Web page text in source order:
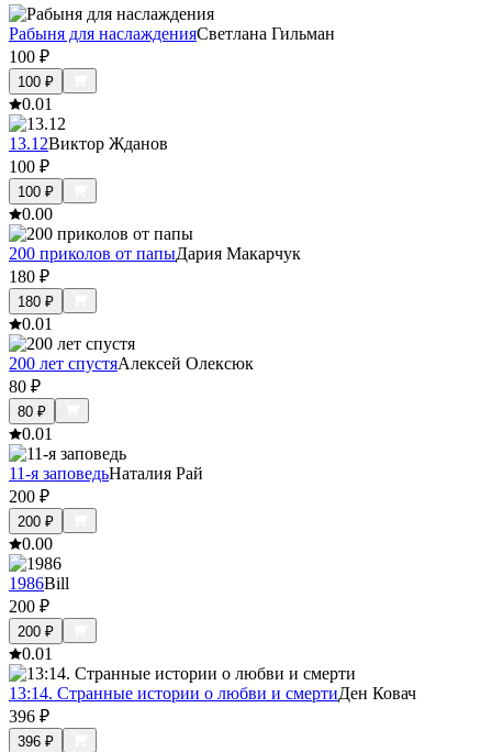
Рабыня для наслажденияСветлана Гильман
100 ₽
100 ₽
0.01
13.12Виктор Жданов
100 ₽
100 ₽
0.00
200 приколов от папыДария Макарчук
180 ₽
180 ₽
0.01
200 лет спустяАлексей Олексюк
80 ₽
80 ₽
0.01
11-я заповедьНаталия Рай
200 ₽
200 ₽
0.00
1986Bill
200 ₽
200 ₽
0.01
13:14. Странные истории о любви и смертиДен Ковач
396 ₽
396 ₽